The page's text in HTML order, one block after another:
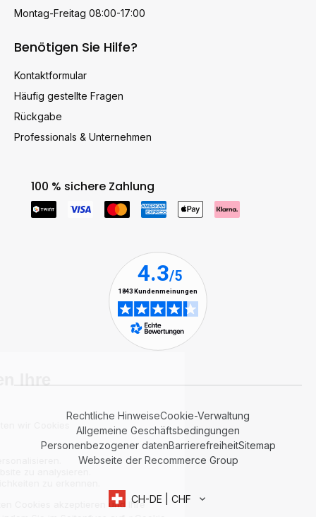
Montag-Freitag 08:00-17:00
Benötigen Sie Hilfe?
Kontaktformular
Häufig gestellte Fragen
Rückgabe
Professionals & Unternehmen
100 % sichere Zahlung
Rechtliche HinweiseCookie-Verwaltung
Allgemeine Geschäftsbedingungen
Personenbezogener datenBarrierefreiheitSitemap
Webseite der Recommerce Group
CH-DE | CHF